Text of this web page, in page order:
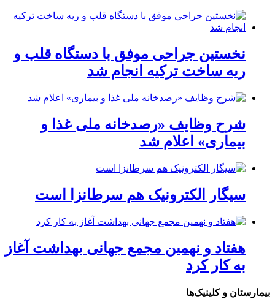
نخستین جراحی موفق با دستگاه قلب و
ریه ساخت ترکیه انجام شد
شرح وظایف «رصدخانه ملی غذا و
بیماری» اعلام شد
سیگار الکترونیک هم سرطانزا است
هفتاد و نهمین مجمع جهانی بهداشت آغاز
به کار کرد
بیمارستان و کلینیک‌ها